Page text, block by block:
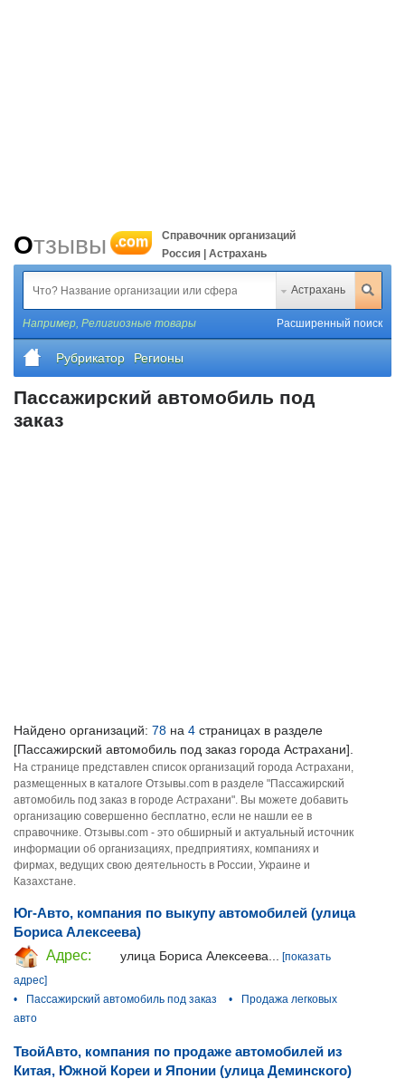
Отзывы .com
Справочник организаций
Россия | Астрахань
Астрахань
Например, Религиозные товары Расширенный поиск
Рубрикатор Регионы
Пассажирский автомобиль под
заказ
Найдено организаций: 78 на 4 страницах в разделе
[Пассажирский автомобиль под заказ города Астрахани].
На странице представлен список организаций города Астрахани,
размещенных в каталоге Отзывы.com в разделе "Пассажирский
автомобиль под заказ в городе Астрахани". Вы можете добавить
организацию совершенно бесплатно, если не нашли ее в
справочнике. Отзывы.com - это обширный и актуальный источник
информации об организациях, предприятиях, компаниях и
фирмах, ведущих свою деятельность в России, Украине и
Казахстане.
Юг-Авто, компания по выкупу автомобилей (улица
Бориса Алексеева)
Адрес:
улица Бориса Алексеева...
[показать
адрес]
•
Пассажирский автомобиль под заказ •
Продажа легковых
авто
ТвойАвто, компания по продаже автомобилей из
Китая, Южной Кореи и Японии (улица Деминского)